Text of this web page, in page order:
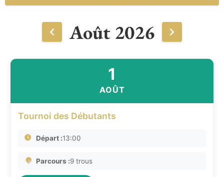
Août 2026
1
AOÛT
Tournoi des Débutants
Départ :13:00
Parcours :9 trous